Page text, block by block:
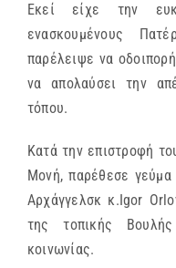
Εκεί είχε την
ενασκουμένους
παρέλειψε να
να απολαύσει την
τόπου.
Κατά την επιστροφή
Μονή, παρέθεσε
Αρχάγγελσκ κ.Igor
της τοπικής
κοινωνίας.